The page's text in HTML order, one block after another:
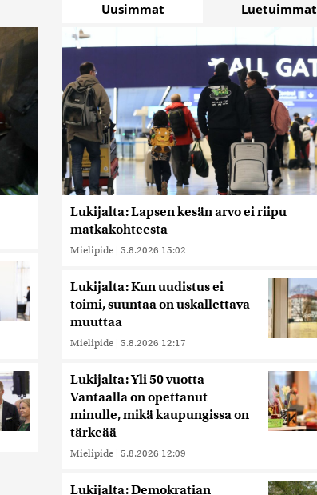
Uusimmat Luetuimmat
Lukijalta: Lapsen kesän arvo ei riipu
matkakohteesta
Mielipide | 5.8.2026 15:02
Lukijalta: Kun uudistus ei
toimi, suuntaa on uskallettava
muuttaa
Mielipide | 5.8.2026 12:17
Lukijalta: Yli 50 vuotta
Vantaalla on opettanut
minulle, mikä kaupungissa on
tärkeää
Mielipide | 5.8.2026 12:09
Lukijalta: Demokratian